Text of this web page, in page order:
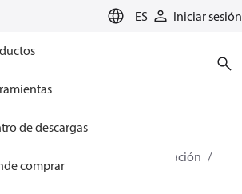
ES Iniciar sesión
de descargas
comprar
Climate Solutions for heating
Boquillas de pulverización